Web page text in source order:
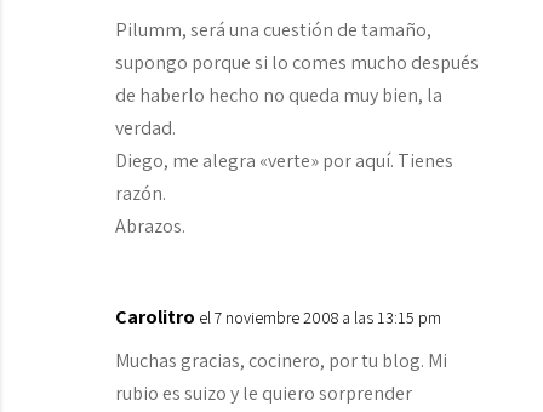
Pilumm, será una cuestión de tamaño,
supongo porque si lo comes mucho después
de haberlo hecho no queda muy bien, la
verdad.
Diego, me alegra «verte» por aquí. Tienes
razón.
Abrazos.
Carolitro el 7 noviembre 2008 a las 13:15 pm
Muchas gracias, cocinero, por tu blog. Mi
rubio es suizo y le quiero sorprender